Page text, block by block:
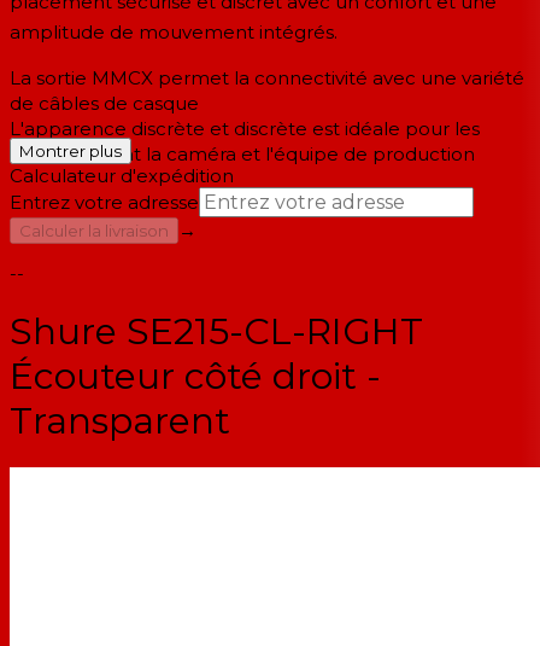
amplitude de mouvement intégrés.
La sortie MMCX permet la connectivité avec une variété
de câbles de casque
L'apparence discrète et discrète est idéale pour les
talents devant la caméra et l'équipe de production
Montrer plus
Calculateur d'expédition
Entrez votre adresse
Calculer la livraison
→
--
Shure SE215-CL-RIGHT
Écouteur côté droit -
Transparent